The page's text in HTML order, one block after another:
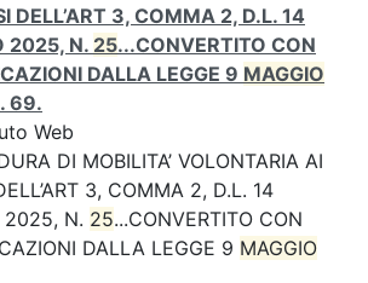
DELL’ART 3, COMMA 2, D.L. 14
2025, N. 25...CONVERTITO CON
DALLA LEGGE 9 MAGGIO
69.
Web
DI MOBILITA’ VOLONTARIA AI
3, COMMA 2, D.L. 14
2025, N. 25...CONVERTITO CON
DALLA LEGGE 9 MAGGIO